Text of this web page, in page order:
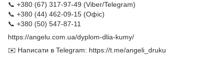
📞 +380 (67) 317-97-49 (Viber/Telegram)
📞 +380 (44) 462-09-15 (Офіс)
📞 +380 (50) 547-87-11
https://angelu.com.ua/dyplom-dlia-kumy/
✉️ Написати в Telegram: https://t.me/angeli_druku